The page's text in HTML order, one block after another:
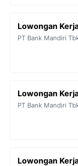
Lowongan
PT Bank Mandiri
Lowongan
PT Bank Mandiri
Lowongan